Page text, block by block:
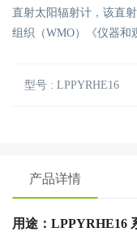
直射太阳辐射计，该直
组织（WMO）《仪器和
型号 : LPPYRHE16
产品详情
用途：LPPYRHE16